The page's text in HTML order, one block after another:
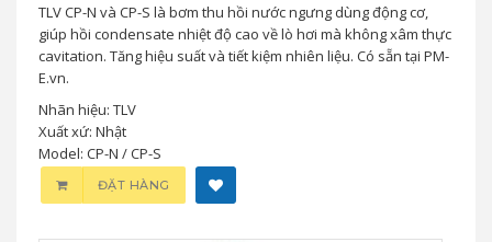
TLV CP-N và CP-S là bơm thu hồi nước ngưng dùng động cơ,
giúp hồi condensate nhiệt độ cao về lò hơi mà không xâm thực
cavitation. Tăng hiệu suất và tiết kiệm nhiên liệu. Có sẵn tại PM-
E.vn.
Nhãn hiệu: TLV
Xuất xứ: Nhật
Model: CP-N / CP-S
ĐẶT HÀNG